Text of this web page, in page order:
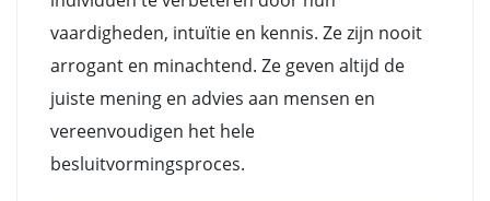
vaardigheden, intuïtie en kennis. Ze zijn nooit
arrogant en minachtend. Ze geven altijd de
juiste mening en advies aan mensen en
vereenvoudigen het hele
besluitvormingsproces.